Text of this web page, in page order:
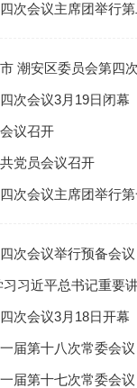
次会议主席团举行
潮安区委员会第四
次会议3月19日闭幕
议召开
党员会议召开
次会议主席团举行
次会议举行预备会议
习近平总书记重要
次会议3月18日开幕
届第十八次常委会议
届第十七次常委会议